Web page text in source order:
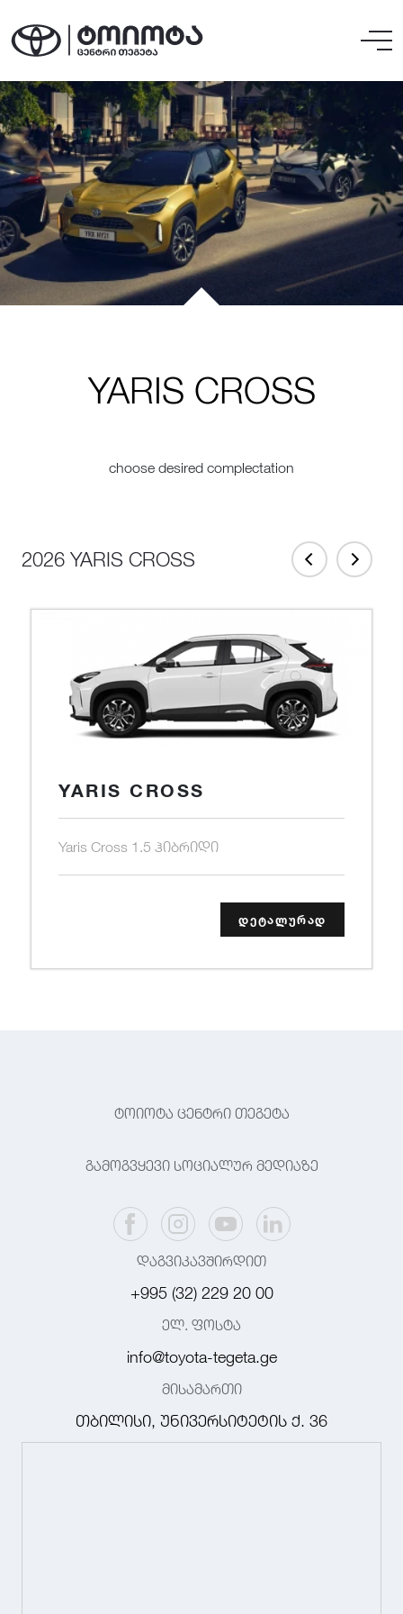
YARIS CROSS
choose desired complectation
2026 YARIS CROSS
YARIS CROSS
Yaris Cross 1.5 ჰიბრიდი
დეტალურად
ტოიოტა ცენტრი თეგეტა
გამოგვყევი სოციალურ მედიაზე
დაგვიკავშირდით
+995 (32) 229 20 00
ელ. ფოსტა
info@toyota-tegeta.ge
მისამართი
თბილისი, უნივერსიტეტის ქ. 36